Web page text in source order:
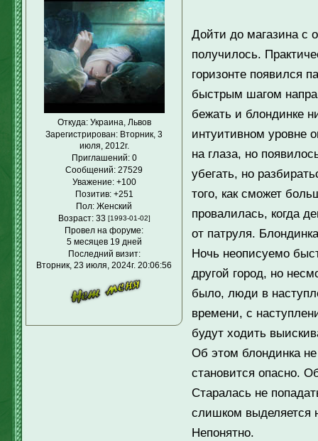
Откуда:Украина, Львов
Зарегистрирован: Вторник, 3
июля, 2012г.
Приглашений:0
Сообщений: 27529
Уважение: +100
Позитив: +251
Пол: Женский
Возраст:33 [1993-01-02]
Провел на форуме:
5 месяцев 19 дней
Последний визит:
Вторник, 23 июля, 2024г. 20:06:56
Дойти до магазина с
получилось.
горизонте появился
быстрым шагом
бежать и блондинке
интуитивном уровне
на глаза, но
убегать, но
того, как сможет
провалилась, когда
от патруля.
Ночь неописуемо
другой город, но
было, люди в
времени, с
будут ходить
Об этом блондинка
становится опасно.
Старалась не
слишком выделяется
Непонятно.